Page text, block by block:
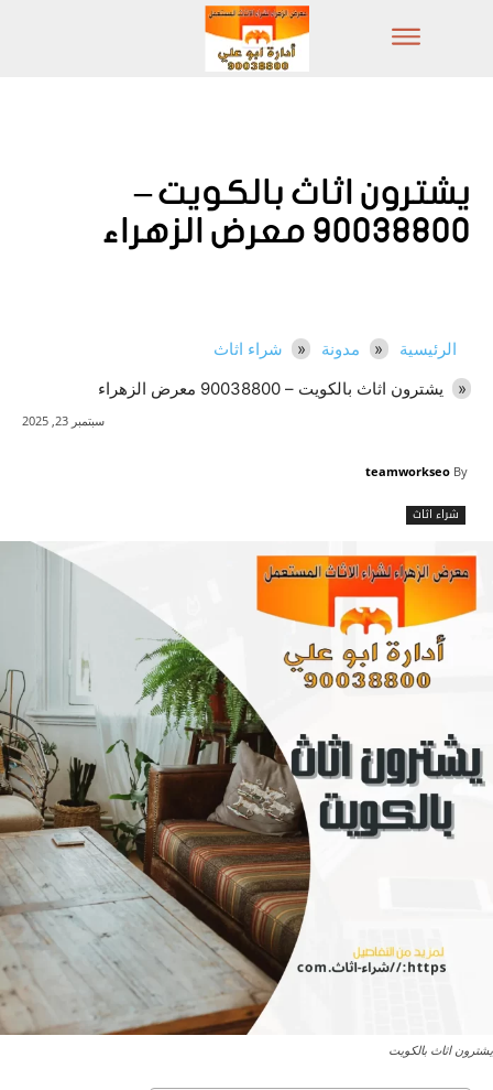
يشترون اثاث بالكويت –
90038800 معرض الزهراء
الرئيسية مدونة
شراء اثاث
يشترون اثاث بالكويت – 90038800 معرض الزهراء
سبتمبر 23, 2025
By
teamworkseo
شراء اثاث
يشترون اثاث بالكويت